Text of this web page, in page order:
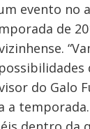
evento
de
do Galo